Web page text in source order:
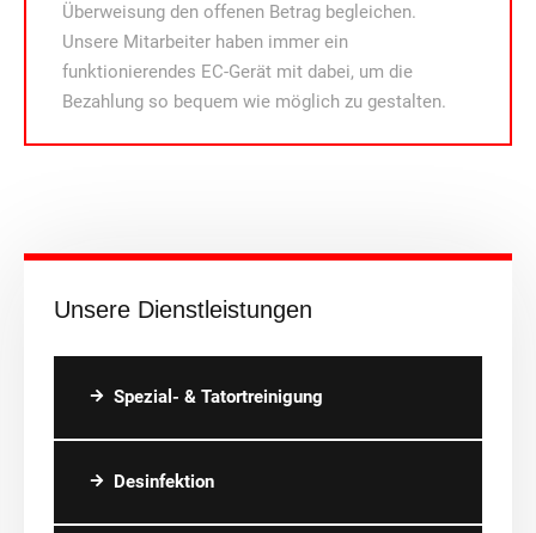
Unsere Dienstleistungen
Spezial- & Tatortreinigung
Desinfektion
Überweisung den offenen Betrag begleichen.
Unsere Mitarbeiter haben immer ein
funktionierendes EC-Gerät mit dabei, um die
Bezahlung so bequem wie möglich zu gestalten.